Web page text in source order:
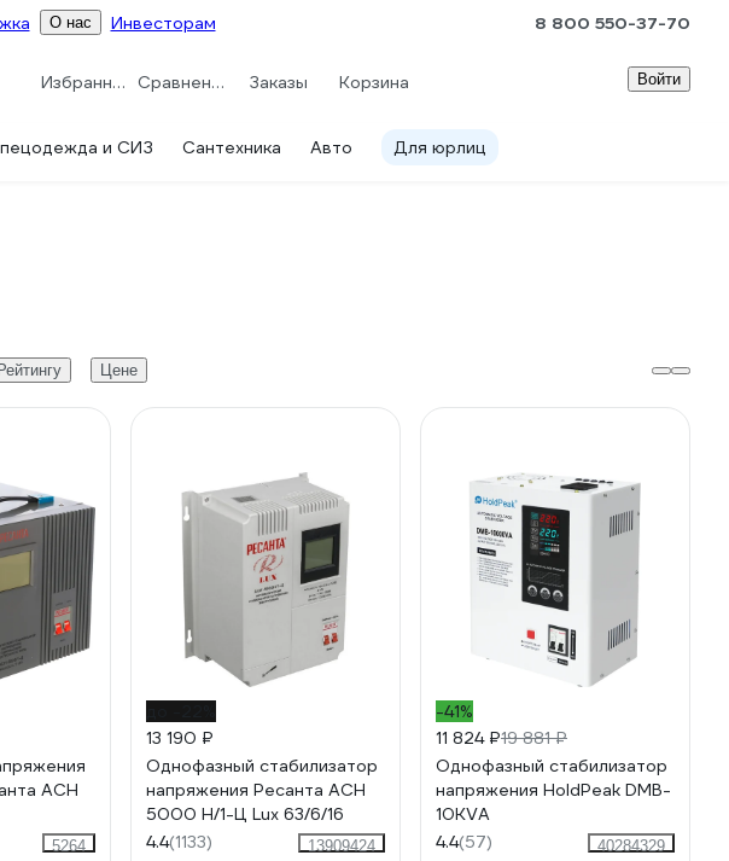
О нас Инвесторам 8 800 550-37-70
Избранное Сравнение Заказы Корзина Войти
и СИЗ Сантехника Авто Для юрлиц
Рейтингу Цене
АСН
5264
13 190 ₽
Однофазный стабилизатор
напряжения Ресанта АСН
5000 Н/1-Ц Lux 63/6/16
4.4(1133)
13909424
-41%
11 824 ₽19 881 ₽
Однофазный стабилизатор
напряжения HoldPeak DMB-
10KVA
4.4(57)
40284329